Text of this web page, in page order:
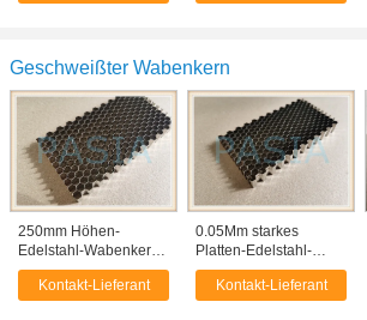
Geschweißter Wabenkern
250mm Höhen-
Edelstahl-Wabenkern-
Punktschweissen-
Abbinden
Kontakt-Lieferant
0.05Mm starkes
Platten-Edelstahl-
Wabenkern-Laser-
Schweißen
Kontakt-Lieferant